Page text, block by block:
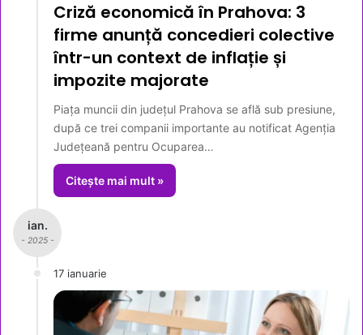
Criză economică în Prahova: 3
firme anunță concedieri colective
într-un context de inflație și
impozite majorate
Piața muncii din județul Prahova se află sub presiune,
după ce trei companii importante au notificat Agenția
Județeană pentru Ocuparea…
Citește mai mult »
ian.
- 2025 -
17 ianuarie